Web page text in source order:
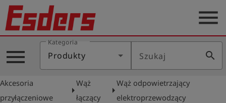
O
Produkty
menu
menu
Kategoria
Produkty Szukaj search
Akcesoria
przyłączeniowe
arrow_right
Wąż
łączący
arrow_right
Wąż odpowietrzający
elektroprzewodzący